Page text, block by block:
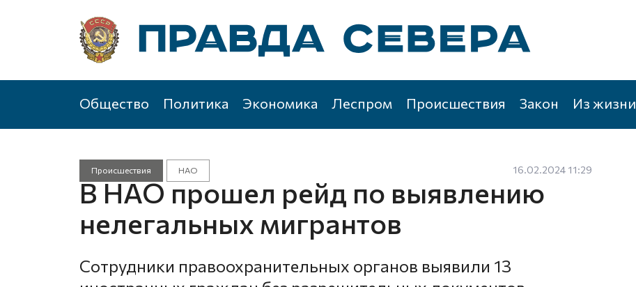
Общество Политика Экономика Леспром Происшествия Закон Из жизни
Происшествия НАО 16.02.2024 11:29
В НАО прошел рейд по выявлению
нелегальных мигрантов
Сотрудники правоохранительных органов выявили 13